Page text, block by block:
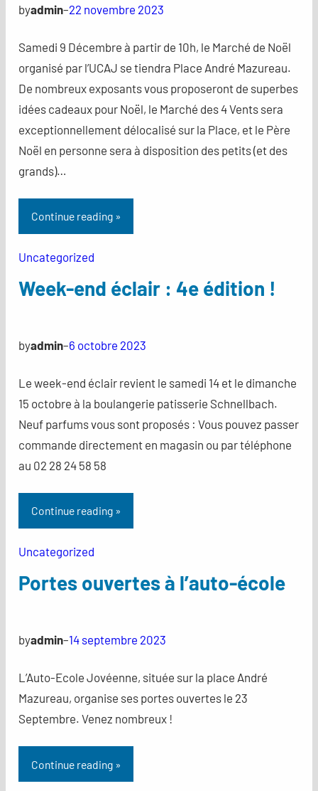
byadmin–22 novembre 2023
Samedi 9 Décembre à partir de 10h, le Marché de Noël
organisé par l’UCAJ se tiendra Place André Mazureau.
De nombreux exposants vous proposeront de superbes
idées cadeaux pour Noël, le Marché des 4 Vents sera
exceptionnellement délocalisé sur la Place, et le Père
Noël en personne sera à disposition des petits (et des
grands)…
Continue reading »
Uncategorized
Week-end éclair : 4e édition !
byadmin–6 octobre 2023
Le week-end éclair revient le samedi 14 et le dimanche
15 octobre à la boulangerie patisserie Schnellbach.
Neuf parfums vous sont proposés : Vous pouvez passer
commande directement en magasin ou par téléphone
au 02 28 24 58 58
Continue reading »
Uncategorized
Portes ouvertes à l’auto-école
byadmin–14 septembre 2023
L’Auto-Ecole Jovéenne, située sur la place André
Mazureau, organise ses portes ouvertes le 23
Septembre. Venez nombreux !
Continue reading »